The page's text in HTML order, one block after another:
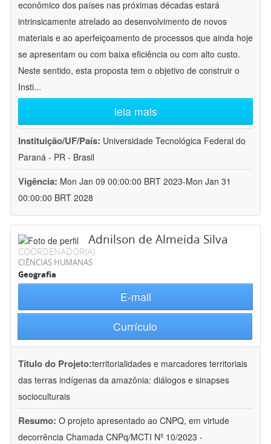
econômico dos países nas próximas décadas estará
intrinsicamente atrelado ao desenvolvimento de novos
materiais e ao aperfeiçoamento de processos que ainda hoje
se apresentam ou com baixa eficiência ou com alto custo.
Neste sentido, esta proposta tem o objetivo de construir o
Insti...
leia mais
Instituição/UF/País: Universidade Tecnológica Federal do
Paraná - PR - Brasil
Vigência: Mon Jan 09 00:00:00 BRT 2023-Mon Jan 31
00:00:00 BRT 2028
Adnilson de Almeida Silva
COORDENADOR(A)
CIÊNCIAS HUMANAS
Geografia
E-mail
Currículo
Título do Projeto:territorialidades e marcadores territoriais
das terras indígenas da amazônia: diálogos e sinapses
socioculturais
Resumo: O projeto apresentado ao CNPQ, em virtude
decorrência Chamada CNPq/MCTI Nº 10/2023 -